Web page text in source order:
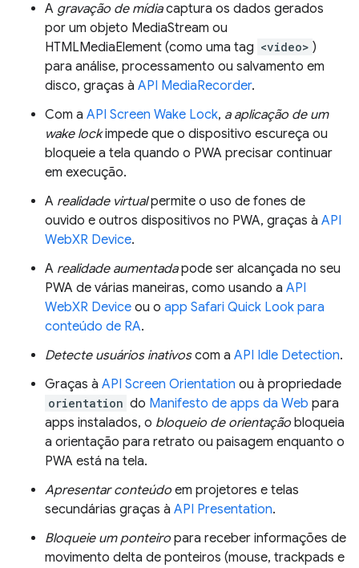
A gravação de mídiacaptura os dados gerados
por um objeto MediaStream ou
HTMLMediaElement (como uma tag <video> )
para análise, processamento ou salvamento em
disco, graças à API MediaRecorder.
Com a API Screen Wake Lock, a aplicação de um
wake lockimpede que o dispositivo escureça ou
bloqueie a tela quando o PWA precisar continuar
em execução.
A realidade virtualpermite o uso de fones de
ouvido e outros dispositivos no PWA, graças à API
WebXR Device.
A realidade aumentadapode ser alcançada no seu
PWA de várias maneiras, como usando a API
WebXR Device ou o app Safari Quick Look para
conteúdo de RA.
Detecte usuários inativoscom a API Idle Detection.
Graças à API Screen Orientation ou à propriedade
orientation do Manifesto de apps da Web para
apps instalados, o bloqueio de orientação bloqueia
a orientação para retrato ou paisagem enquanto o
PWA está na tela.
Apresentar conteúdo em projetores e telas
secundárias graças à API Presentation.
Bloqueie um ponteiro para receber informações de
movimento delta de ponteiros (mouse, trackpads e